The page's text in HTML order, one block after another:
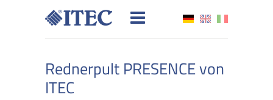
Rednerpult PRESENCE von
ITEC